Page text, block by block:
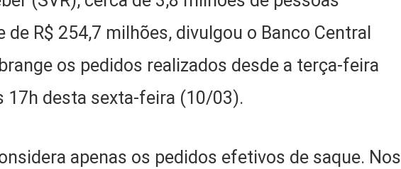
de R$ 254,7 milhões, divulgou o Banco Central
os pedidos realizados desde a terça-feira
17h desta sexta-feira (10/03).
apenas os pedidos efetivos de saque. Nos